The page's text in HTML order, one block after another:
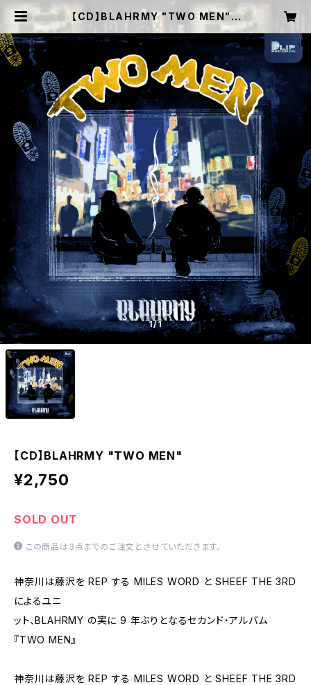
【CD】BLAHRMY "TWO MEN" |
DOBBSHOP
1/1
【CD】BLAHRMY "TWO MEN"
¥2,750
SOLD OUT
この商品は3点までのご注文とさせていただきます。
神奈川は藤沢を REP する MILES WORD と SHEEF THE 3RD
によるユニ
ット、BLAHRMY の実に 9 年ぶりとなるセカンド・アルバム
『TWO MEN』
神奈川は藤沢を REP する MILES WORD と SHEEF THE 3RD